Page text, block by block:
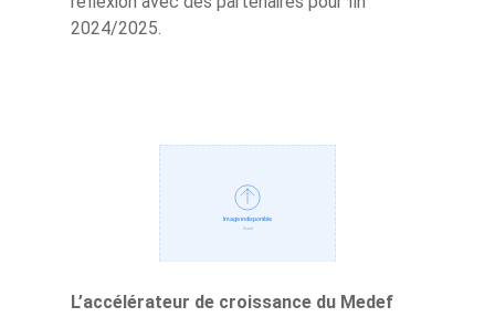
2024/2025.
L’accélérateur de croissance du Medef